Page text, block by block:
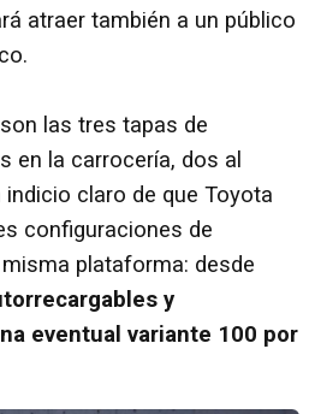
atraer también a un público
las tres tapas de
en la carrocería, dos al
claro de que Toyota
configuraciones de
plataforma: desde
y
eventual variante 100 por